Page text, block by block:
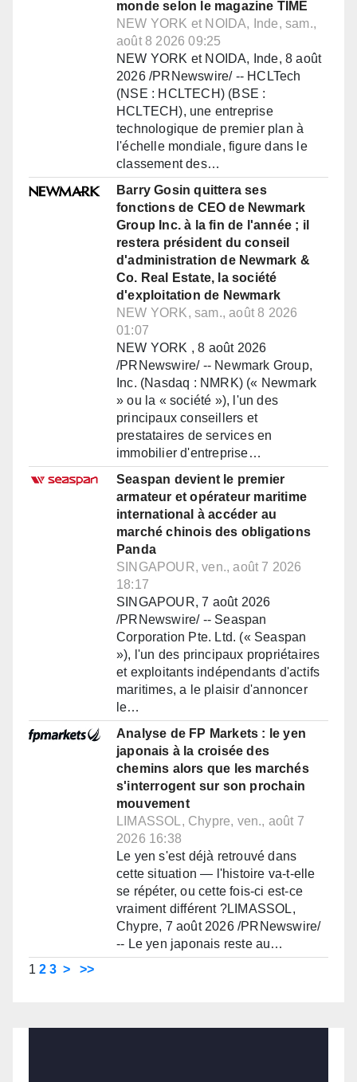
monde selon le magazine TIME
NEW YORK et NOIDA, Inde, sam.,
août 8 2026 09:25
NEW YORK et NOIDA, Inde, 8 août
2026 /PRNewswire/ -- HCLTech
(NSE : HCLTECH) (BSE :
HCLTECH), une entreprise
technologique de premier plan à
l'échelle mondiale, figure dans le
classement des…
Barry Gosin quittera ses
fonctions de CEO de Newmark
Group Inc. à la fin de l'année ; il
restera président du conseil
d'administration de Newmark &
Co. Real Estate, la société
d'exploitation de Newmark
NEW YORK, sam., août 8 2026
01:07
NEW YORK , 8 août 2026
/PRNewswire/ -- Newmark Group,
Inc. (Nasdaq : NMRK) (« Newmark
» ou la « société »), l'un des
principaux conseillers et
prestataires de services en
immobilier d'entreprise…
Seaspan devient le premier
armateur et opérateur maritime
international à accéder au
marché chinois des obligations
Panda
SINGAPOUR, ven., août 7 2026
18:17
SINGAPOUR, 7 août 2026
/PRNewswire/ -- Seaspan
Corporation Pte. Ltd. (« Seaspan
»), l'un des principaux propriétaires
et exploitants indépendants d'actifs
maritimes, a le plaisir d'annoncer
le…
Analyse de FP Markets : le yen
japonais à la croisée des
chemins alors que les marchés
s'interrogent sur son prochain
mouvement
LIMASSOL, Chypre, ven., août 7
2026 16:38
Le yen s'est déjà retrouvé dans
cette situation — l'histoire va-t-elle
se répéter, ou cette fois-ci est-ce
vraiment différent ?LIMASSOL,
Chypre, 7 août 2026 /PRNewswire/
-- Le yen japonais reste au…
1 2 3 > >>